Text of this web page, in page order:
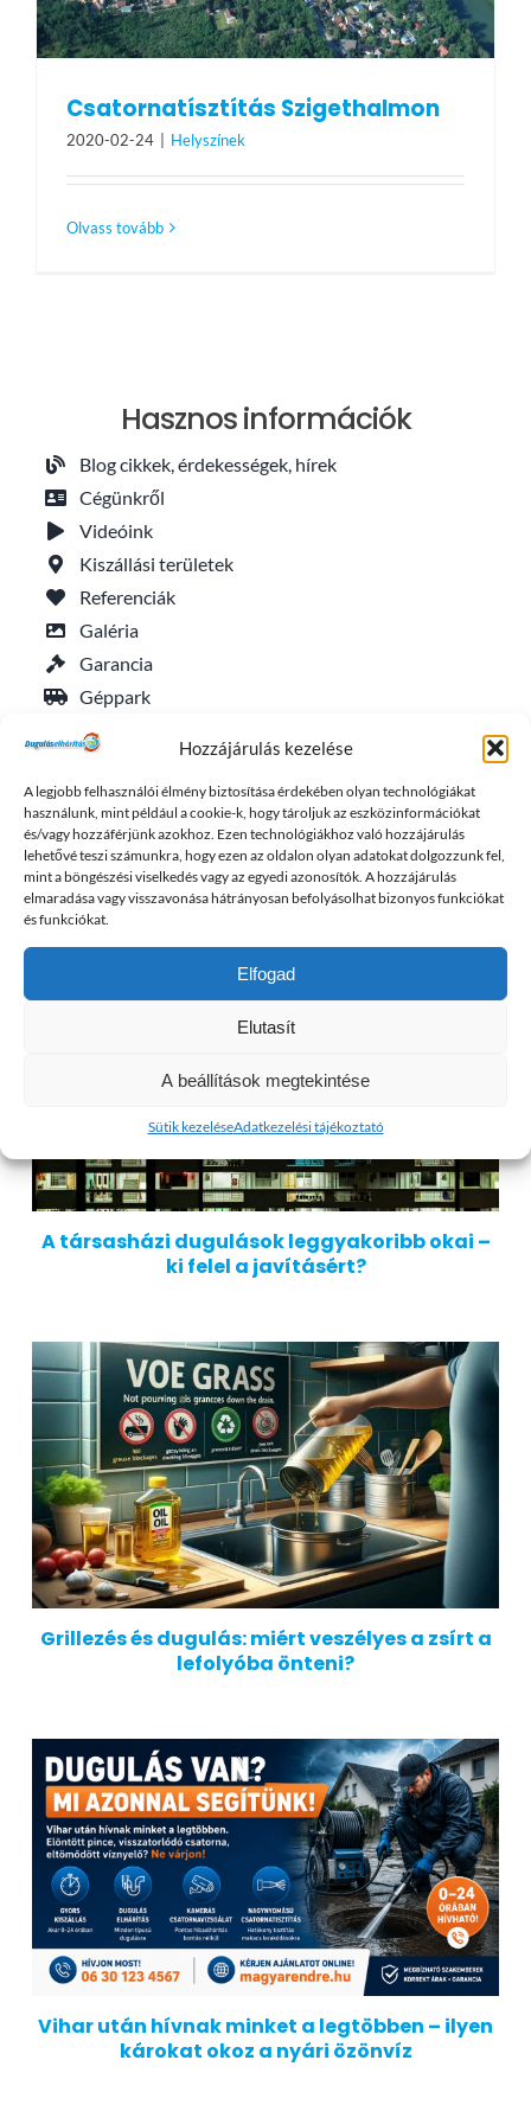
Hozzájárulás kezelése
A legjobb felhasználói élmény biztosítása érdekében olyan technológiákat
használunk, mint például a cookie-k, hogy tároljuk az eszközinformációkat
és/vagy hozzáférjünk azokhoz. Ezen technológiákhoz való hozzájárulás
lehetővé teszi számunkra, hogy ezen az oldalon olyan adatokat dolgozzunk fel,
mint a böngészési viselkedés vagy az egyedi azonosítók. A hozzájárulás
elmaradása vagy visszavonása hátrányosan befolyásolhat bizonyos funkciókat
és funkciókat.
Elfogad
Elutasít
A beállítások megtekintése
Sütik kezeléseAdatkezelési tájékoztató
Csatornatísztítás Szigethalmon
2020-02-24 Helyszínek
Olvass tovább
Hasznos információk
Blog cikkek, érdekességek, hírek
Cégünkről
Videóink
Kiszállási területek
Referenciák
Galéria
Garancia
Géppark
Általános szerződési feltételek
Adatkezelési tájékoztató
Sütik kezelése (EU)
Friss duguláselhárítás cikkek
A társasházi dugulások leggyakoribb okai –
ki felel a javításért?
Grillezés és dugulás: miért veszélyes a zsírt a
lefolyóba önteni?
Vihar után hívnak minket a legtöbben – ilyen
károkat okoz a nyári özönvíz